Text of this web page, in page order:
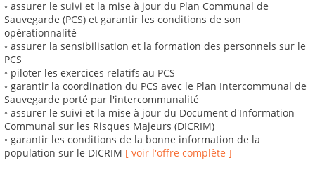
◦ assurer le suivi et la mise à jour du Plan Communal de
Sauvegarde (PCS) et garantir les conditions de son
opérationnalité
◦ assurer la sensibilisation et la formation des personnels sur le
PCS
◦ piloter les exercices relatifs au PCS
◦ garantir la coordination du PCS avec le Plan Intercommunal de
Sauvegarde porté par l'intercommunalité
◦ assurer le suivi et la mise à jour du Document d'Information
Communal sur les Risques Majeurs (DICRIM)
◦ garantir les conditions de la bonne information de la
population sur le DICRIM [ voir l'offre complète ]